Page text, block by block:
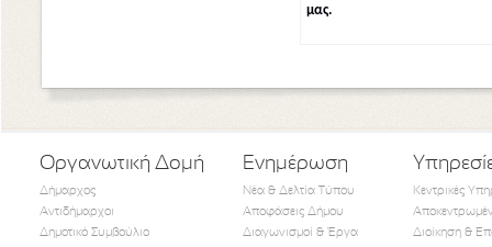
μας.
Οργανωτική Δομή
Δήμαρχος
Αντιδήμαρχοι
Δημοτικό Συμβούλιο
Ενημέρωση
Νέα & Δελτία Τύπου
Αποφάσεις Δήμου
Διαγωνισμοί & Έργα
Κεντρικές
Διοίκηση &